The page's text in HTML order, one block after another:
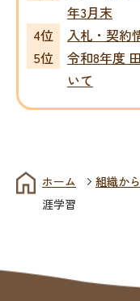
年3月末
入札・契約
令和8年度
いて
ホーム 組織か
涯学習